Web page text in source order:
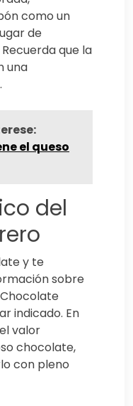
como un
de
que la
una
el queso
del
y te
sobre
indicado. En
valor
chocolate,
con pleno